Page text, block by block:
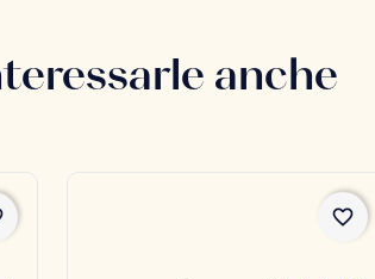
anche
favorite_border